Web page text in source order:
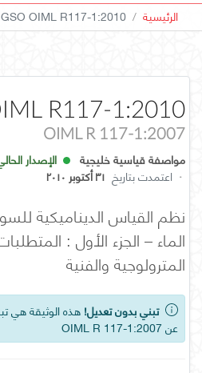
الرئيسية GSO OIML R117-1:2010
R117-1:2010
OIML R 117-1:2007
مواصفة قياسية خليجية
الإصدار
· اعتمدت بتاريخ ٣١ أكتوبر ٢٠١٠
نظم القياس الديناميكية
الماء – الجزء الأول :
المترولوجية والفنية
تبني بدون تعديل! هذه الوثيقة هي
عن OIML R 117-1:2007